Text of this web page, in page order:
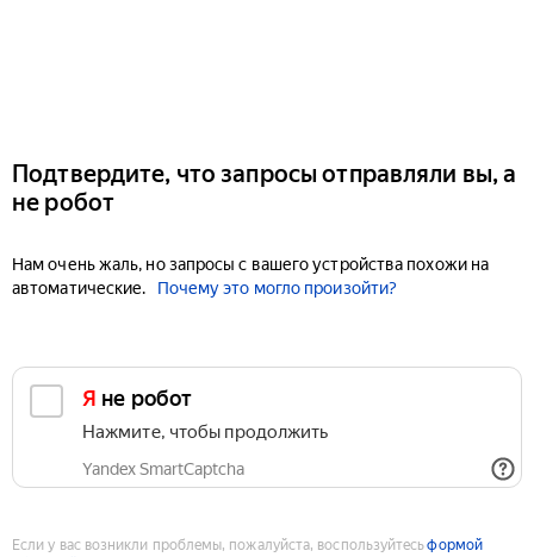
Подтвердите, что запросы отправляли вы, а
не робот
Нам очень жаль, но запросы с вашего устройства похожи на
автоматические.
Почему это могло произойти?
Я не робот
Нажмите, чтобы продолжить
Yandex SmartCaptcha
Если у вас возникли проблемы, пожалуйста, воспользуйтесьформой